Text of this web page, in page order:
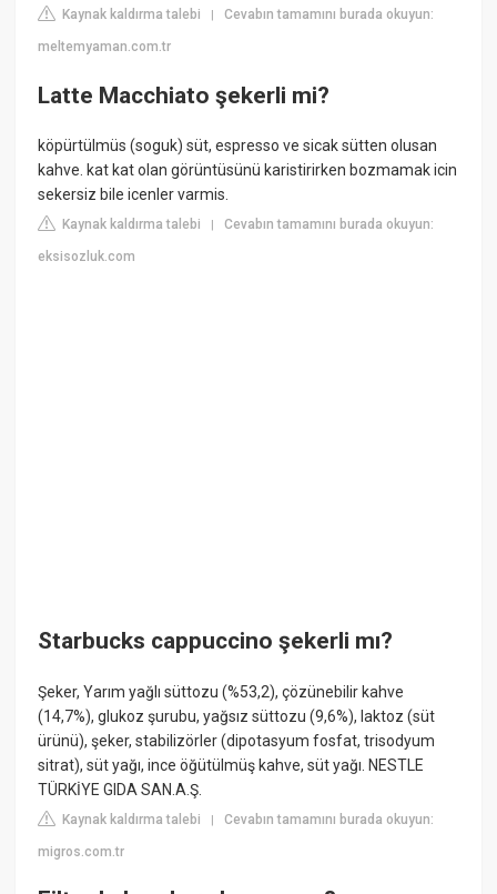
Kaynak kaldırma talebi |Cevabın tamamını burada okuyun:
meltemyaman.com.tr
Latte Macchiato şekerli mi?
köpürtülmüs (soguk) süt, espresso ve sicak sütten olusan
kahve. kat kat olan görüntüsünü karistirirken bozmamak icin
sekersiz bile icenler varmis.
Kaynak kaldırma talebi |Cevabın tamamını burada okuyun:
eksisozluk.com
Starbucks cappuccino şekerli mı?
Şeker, Yarım yağlı süttozu (%53,2), çözünebilir kahve
(14,7%), glukoz şurubu, yağsız süttozu (9,6%), laktoz (süt
ürünü), şeker, stabilizörler (dipotasyum fosfat, trisodyum
sitrat), süt yağı, ince öğütülmüş kahve, süt yağı. NESTLE
TÜRKİYE GIDA SAN.A.Ş.
Kaynak kaldırma talebi |Cevabın tamamını burada okuyun:
migros.com.tr